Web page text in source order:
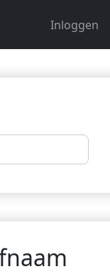
Inloggen